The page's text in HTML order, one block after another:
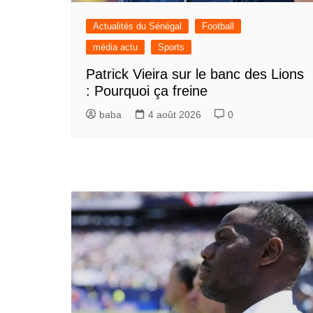
Actualités du Sénégal
Football
média actu
Sports
Patrick Vieira sur le banc des Lions
: Pourquoi ça freine
baba 4 août 2026 0